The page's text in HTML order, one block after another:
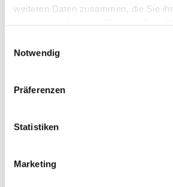
weiteren Daten zusammen, die Sie
Notwendig
Präferenzen
Statistiken
Marketing